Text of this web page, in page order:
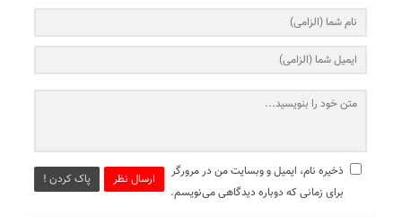
ارسال نظر پاک کردن !
ذخیره نام، ایمیل و وبسایت من در مرورگر
برای زمانی که دوباره دیدگاهی می‌نویسم.